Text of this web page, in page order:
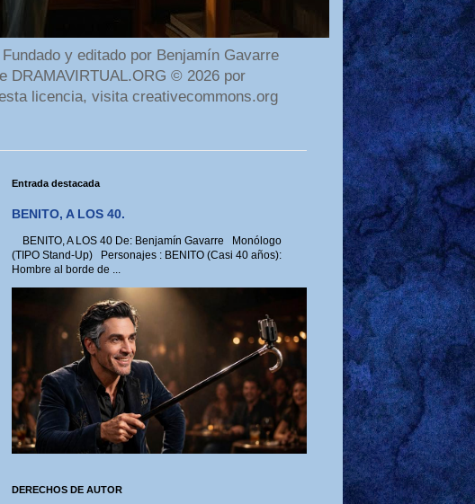
y editado por Benjamín Gavarre
DRAMAVIRTUAL.ORG © 2026 por
licencia, visita creativecommons.org
Entrada destacada
BENITO, A LOS 40.
BENITO, A LOS 40 De: Benjamín Gavarre Monólogo
(TIPO Stand-Up) Personajes : BENITO (Casi 40 años):
Hombre al borde de ...
DERECHOS DE AUTOR